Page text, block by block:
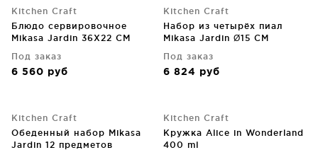
Kitchen Craft
Блюдо сервировочное
Mikasa Jardin 36X22 CM
Под заказ
6 560 руб
Kitchen Craft
Набор из четырёх пиал
Mikasa Jardin Ø15 CM
Под заказ
6 824 руб
Kitchen Craft
Обеденный набор Mikasa
Jardin 12 предметов
Kitchen Craft
Кружка Alice in Wonderland
400 ml